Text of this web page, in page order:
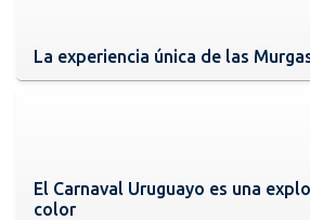
La experiencia única de las
El Carnaval Uruguayo es una
color